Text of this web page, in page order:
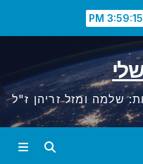
3:59:16 PM
שלמה ומזל זריהן ז"ל